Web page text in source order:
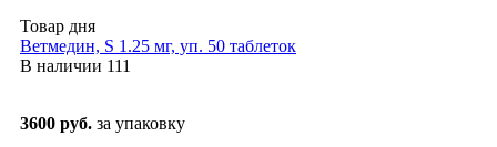
Товар дня
Ветмедин, S 1.25 мг, уп. 50 таблеток
В наличии 111
3600 руб. за упаковку